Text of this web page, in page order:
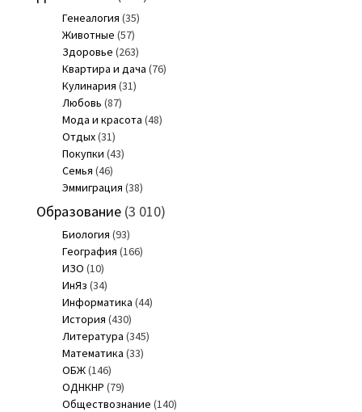
Генеалогия (35)
Животные (57)
Здоровье (263)
Квартира и дача (76)
Кулинария (31)
Любовь (87)
Мода и красота (48)
Отдых(31)
Покупки (43)
Семья (46)
Эммиграция (38)
Образование(3 010)
Биология (93)
География (166)
ИЗО (10)
ИнЯз (34)
Информатика (44)
История (430)
Литература (345)
Математика (33)
ОБЖ(146)
ОДНКНР (79)
Обществознание (140)